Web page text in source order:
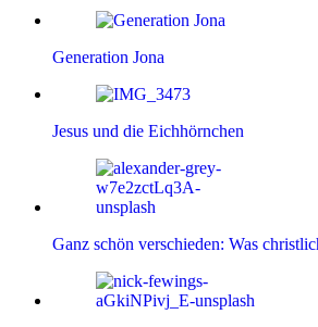
Generation Jona
Jesus und die Eichhörnchen
Ganz schön verschieden: Was